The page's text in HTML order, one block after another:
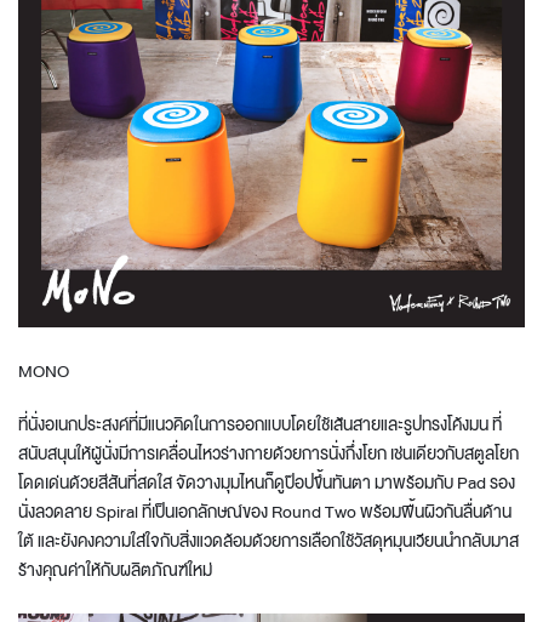
MONO
ที่นั่งอเนกประสงค์ที่มีแนวคิดในการออกแบบโดยใช้เส้นสายและรูปทรงโค้งมน ที่
สนับสนุนให้ผู้นั่งมีการเคลื่อนไหวร่างกายด้วยการนั่งกึ่งโยก เช่นเดียวกับสตูลโยก
โดดเด่นด้วยสีสันที่สดใส จัดวางมุมไหนก็ดูป๊อปขึ้นทันตา มาพร้อมกับ Pad รอง
นั่งลวดลาย Spiral ที่เป็นเอกลักษณ์ของ Round Two พร้อมพื้นผิวกันลื่นด้าน
ใต้ และยังคงความใส่ใจกับสิ่งแวดล้อมด้วยการเลือกใช้วัสดุหมุนเวียนนำกลับมาส
ร้างคุณค่าให้กับผลิตภัณฑ์ใหม่